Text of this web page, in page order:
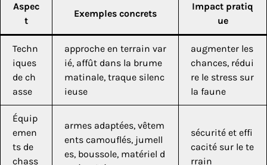
Aspec
t
Exemples concrets
Impact pratiq
ue
Techn
iques
de ch
asse
approche en terrain var
ié, affût dans la brume
matinale, traque silenc
ieuse
augmenter les
chances, rédui
re le stress sur
la faune
Équip
emen
ts de
chass
armes adaptées, vêtem
ents camouflés, jumell
es, boussole, matériel d
sécurité et effi
cacité sur le te
rrain